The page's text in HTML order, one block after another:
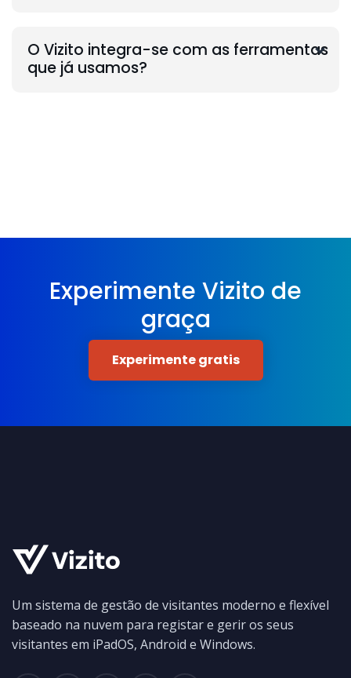
O Vizito integra-se com as ferramentas
que já usamos?
Experimente Vizito de
graça
Experimente gratis
Um sistema de gestão de visitantes moderno e flexível
baseado na nuvem para registar e gerir os seus
visitantes em iPadOS, Android e Windows.